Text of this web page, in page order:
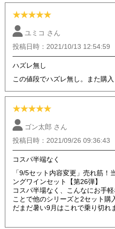
★★★★★
ユミコ さん
投稿日時：2021/10/13 12:54:59
ハズレ無し
この値段でハズレ無し。また購入
★★★★★
ゴン太郎 さん
投稿日時：2021/09/26 09:36:43
コスパ半端なく
「9/5セット内容変更」売れ筋！
ングワインセット【第26弾】
コスパ半場なく、こんなにお手
ことで他のシリーズと2セット購
だまだ暑い9月はこれで乗り切れ